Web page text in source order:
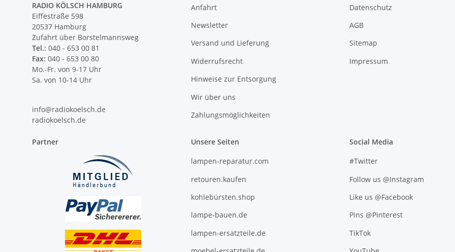
RADIO KÖLSCH HAMBURG
Eiffestraße 598
20537 Hamburg
Zufahrt über Borstelmannsweg
Tel.: 040 - 653 00 81
Fax: 040 - 653 00 80
Mo.-Fr. von 9-17 Uhr
Sa. von 10-14 Uhr
info@radiokoelsch.de
radiokoelsch.de
Anfahrt
Newsletter
Versand und Lieferung
Widerrufsrecht
Hinweise zur Entsorgung
Wir über uns
Zahlungsmöglichkeiten
Datenschutz
AGB
Sitemap
Impressum
Partner Unsere Seiten
lampen-reparatur.com
retouren.kaufen
kohlebürsten.shop
lampe-bauen.de
lampen-ersatzteile.de
Social Media
#Twitter
Follow us @Instagram
Like us @Facebook
Pins @Pinterest
TikTok